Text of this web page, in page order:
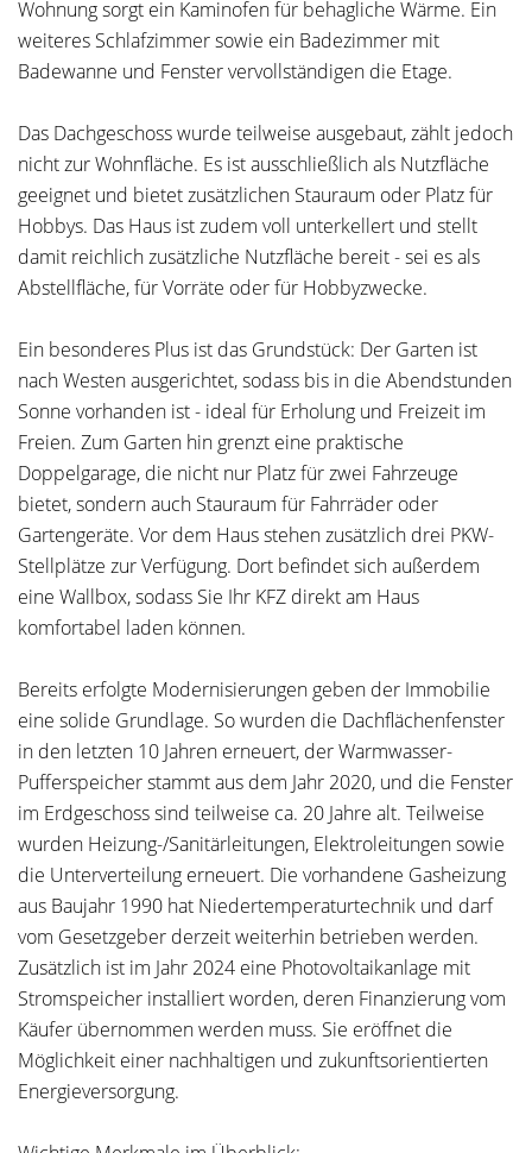
Wohnung sorgt ein Kaminofen für behagliche Wärme. Ein
weiteres Schlafzimmer sowie ein Badezimmer mit
Badewanne und Fenster vervollständigen die Etage.
Das Dachgeschoss wurde teilweise ausgebaut, zählt jedoch
nicht zur Wohnfläche. Es ist ausschließlich als Nutzfläche
geeignet und bietet zusätzlichen Stauraum oder Platz für
Hobbys. Das Haus ist zudem voll unterkellert und stellt
damit reichlich zusätzliche Nutzfläche bereit - sei es als
Abstellfläche, für Vorräte oder für Hobbyzwecke.
Ein besonderes Plus ist das Grundstück: Der Garten ist
nach Westen ausgerichtet, sodass bis in die Abendstunden
Sonne vorhanden ist - ideal für Erholung und Freizeit im
Freien. Zum Garten hin grenzt eine praktische
Doppelgarage, die nicht nur Platz für zwei Fahrzeuge
bietet, sondern auch Stauraum für Fahrräder oder
Gartengeräte. Vor dem Haus stehen zusätzlich drei PKW-
Stellplätze zur Verfügung. Dort befindet sich außerdem
eine Wallbox, sodass Sie Ihr KFZ direkt am Haus
komfortabel laden können.
Bereits erfolgte Modernisierungen geben der Immobilie
eine solide Grundlage. So wurden die Dachflächenfenster
in den letzten 10 Jahren erneuert, der Warmwasser-
Pufferspeicher stammt aus dem Jahr 2020, und die Fenster
im Erdgeschoss sind teilweise ca. 20 Jahre alt. Teilweise
wurden Heizung-/Sanitärleitungen, Elektroleitungen sowie
die Unterverteilung erneuert. Die vorhandene Gasheizung
aus Baujahr 1990 hat Niedertemperaturtechnik und darf
vom Gesetzgeber derzeit weiterhin betrieben werden.
Zusätzlich ist im Jahr 2024 eine Photovoltaikanlage mit
Stromspeicher installiert worden, deren Finanzierung vom
Käufer übernommen werden muss. Sie eröffnet die
Möglichkeit einer nachhaltigen und zukunftsorientierten
Energieversorgung.